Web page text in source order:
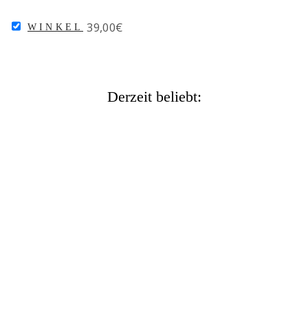
BUNDLE
ACHAT
SELECT
WINKEL Price
39,00€
Derzeit beliebt: